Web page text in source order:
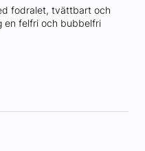
fodralet, tvättbart och
en felfri och bubbelfri